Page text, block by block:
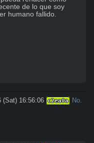
de lo que soy
humano fallido.
(Sat) 16:56:06 c2ea0a
No.